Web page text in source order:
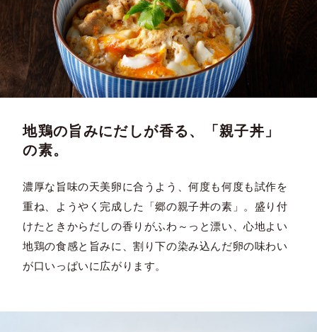
地鶏の旨みにだしが香る、「親子丼」
の素。
濃厚な旨味の天美卵に合うよう、何度も何度も試作を
重ね、ようやく完成した「郷の親子丼の素」。盛り付
けたときからだしの香りがふわ～っと漂い、心地よい
地鶏の食感と旨みに、割り下の染み込んだ卵の味わい
が口いっぱいに広がります。